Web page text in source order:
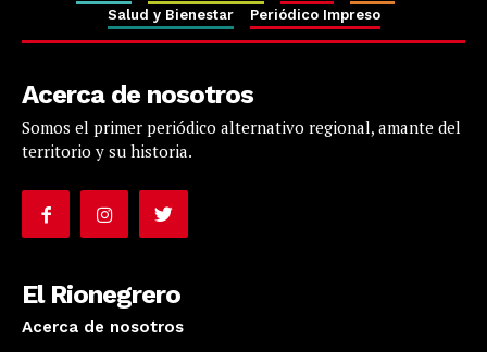
Salud y Bienestar
Periódico Impreso
Acerca de nosotros
Somos el primer periódico alternativo regional, amante del
territorio y su historia.
El Rionegrero
Acerca de nosotros